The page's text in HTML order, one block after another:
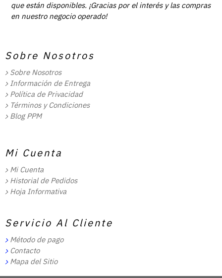
que están disponibles. ¡Gracias por el interés y las compras
en nuestro negocio operado!
Sobre Nosotros
Sobre Nosotros
Información de Entrega
Política de Privacidad
Términos y Condiciones
Blog PPM
Mi Cuenta
Mi Cuenta
Historial de Pedidos
Hoja Informativa
Servicio Al Cliente
Método de pago
Contacto
Mapa del Sitio